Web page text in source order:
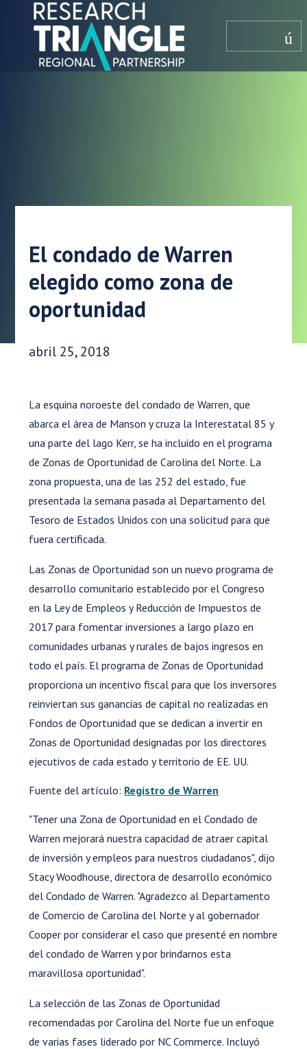
saltar al contenido
menú
El condado de Warren
elegido como zona de
oportunidad
Fecha de publicación:
abril 25, 2018
La esquina noroeste del condado de Warren, que
abarca el área de Manson y cruza la Interestatal 85 y
una parte del lago Kerr, se ha incluido en el programa
de Zonas de Oportunidad de Carolina del Norte. La
zona propuesta, una de las 252 del estado, fue
presentada la semana pasada al Departamento del
Tesoro de Estados Unidos con una solicitud para que
fuera certificada.
Las Zonas de Oportunidad son un nuevo programa de
desarrollo comunitario establecido por el Congreso
en la Ley de Empleos y Reducción de Impuestos de
2017 para fomentar inversiones a largo plazo en
comunidades urbanas y rurales de bajos ingresos en
todo el país. El programa de Zonas de Oportunidad
proporciona un incentivo fiscal para que los inversores
reinviertan sus ganancias de capital no realizadas en
Fondos de Oportunidad que se dedican a invertir en
Zonas de Oportunidad designadas por los directores
ejecutivos de cada estado y territorio de EE. UU.
Fuente del artículo: Registro de Warren
"Tener una Zona de Oportunidad en el Condado de
Warren mejorará nuestra capacidad de atraer capital
de inversión y empleos para nuestros ciudadanos", dijo
Stacy Woodhouse, directora de desarrollo económico
del Condado de Warren. "Agradezco al Departamento
de Comercio de Carolina del Norte y al gobernador
Cooper por considerar el caso que presenté en nombre
del condado de Warren y por brindarnos esta
maravillosa oportunidad".
La selección de las Zonas de Oportunidad
recomendadas por Carolina del Norte fue un enfoque
de varias fases liderado por NC Commerce. Incluyó